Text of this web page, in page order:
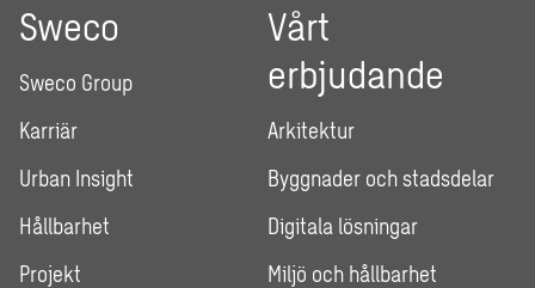
Sweco
Sweco Group
Karriär
Urban Insight
Hållbarhet
Projekt
Vårt
erbjudande
Arkitektur
Byggnader och stadsdelar
Digitala lösningar
Miljö och hållbarhet